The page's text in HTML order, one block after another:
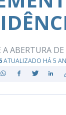
A ABERTURA
ATUALIZADO HÁ 5